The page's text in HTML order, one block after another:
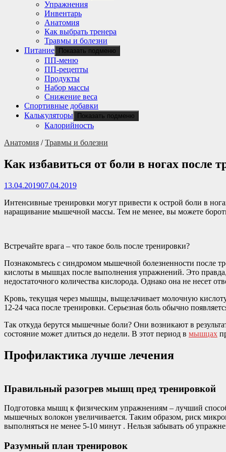
Упражнения
Инвентарь
Анатомия
Как выбрать тренера
Травмы и болезни
Питание
Показать подменю
ПП-меню
ПП-рецепты
Продукты
Набор массы
Снижение веса
Спортивные добавки
Калькуляторы
Показать подменю
Калорийность
Анатомия /Травмы и болезни
Как избавиться от боли в ногах после
13.04.201907.04.2019
Интенсивные тренировки могут привести к острой боли в
наращивание мышечной массы. Тем не менее, вы можете
Встречайте врага – что такое боль после тренировки?
Познакомьтесь с синдромом мышечной болезненности после
кислоты в мышцах после выполнения упражнений. Это
недостаточного количества кислорода. Однако она не несет
Кровь, текущая через мышцы, выщелачивает молочную
12-24 часа после тренировки. Серьезная боль обычно
Так откуда берутся мышечные боли? Они возникают в
состояние может длиться до недели. В этот период в мышцах
Профилактика лучше лечения
Правильный разогрев мышц пред тренировкой
Подготовка мышц к физическим упражнениям – лучший способ
мышечных волокон увеличивается. Таким образом, риск
выполняться не менее 5-10 минут . Нельзя забывать об
Разумный план тренировок